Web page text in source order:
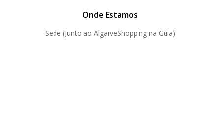
Onde Estamos
Sede (Junto ao AlgarveShopping na Guia)